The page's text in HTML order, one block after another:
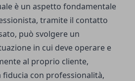
è un aspetto fondamentale
tramite il contatto
può svolgere un
in cui deve operare e
al proprio cliente,
fiducia con professionalità,